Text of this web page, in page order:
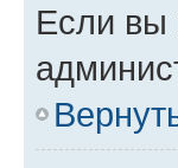
Если вы